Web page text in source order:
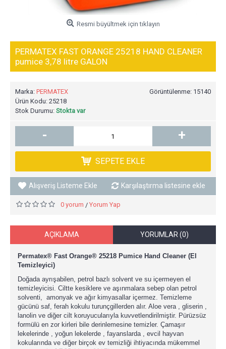
Resmi büyültmek için tıklayın
PERMATEX FAST ORANGE 25218 HAND CLEANER
pumice 3,78 litre GALON
Görüntülenme: 15140
Marka: PERMATEX
Ürün Kodu: 25218
Stok Durumu: Stokta var
- +
SEPETE EKLE
Alışveriş Listeme Ekle Karşılaştırma listesine ekle
0 yorum / Yorum Yap
AÇIKLAMA YORUMLAR (0)
Permatex® Fast Orange® 25218 Pumice Hand Cleaner (El
Temizleyici)
Doğada ayrışabilen, petrol bazlı solvent ve su içermeyen el
temizleyicisi. Ciltte kesiklere ve aşınmalara sebep olan petrol
solventi, amonyak ve ağır kimyasallar içermez. Temizleme
gücünü saf, ferah kokulu turunçgillerden alır. Aloe vera , gliserin ,
lanolin ve diğer cilt koruyucularıyla kuvvetlendirilmiştir. Pürüzsüz
formülü en zor kirleri bile derinlemesine temizler. Çamaşır
lekelerinde , yoğun lekelerde , fayanslarda , evcil hayvan
kokularında ve diğer birçok ev temizliği ihtiyacında mükemmel